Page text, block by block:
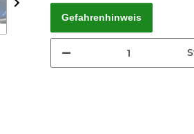
Gefahrenhinweis